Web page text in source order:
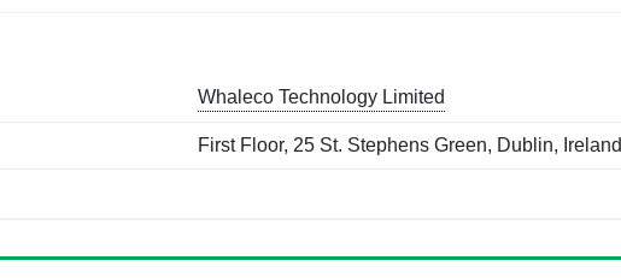
Whaleco Technology Limited
First Floor, 25 St. Stephens Green, Dublin, Ireland